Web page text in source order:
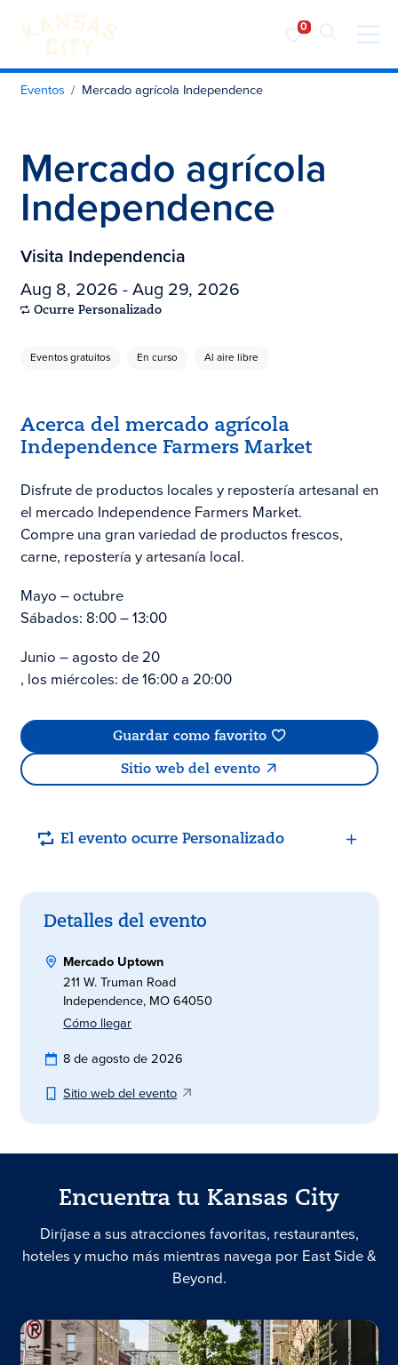
Visita KC
Ir al contenido
Eventos Mercado agrícola Independence
Mercado agrícola
Independence
Visita Independencia
Aug 8, 2026 - Aug 29, 2026
Ocurre Personalizado
Eventos gratuitos En curso Al aire libre
Acerca del mercado agrícola
Independence Farmers Market
Disfrute de productos locales y repostería artesanal en
el mercado Independence Farmers Market.
Compre una gran variedad de productos frescos,
carne, repostería y artesanía local.
Mayo – octubre
Sábados: 8:00 – 13:00
Junio – agosto de 20
, los miércoles: de 16:00 a 20:00
Guardar como favorito
Sitio web del evento
El evento ocurre Personalizado
Detalles del evento
Mercado Uptown
211 W. Truman Road
Independence, MO 64050
Cómo llegar
8 de agosto de 2026
Sitio web del evento
Encuentra tu Kansas City
Diríjase a sus atracciones favoritas, restaurantes,
hoteles y mucho más mientras navega por East Side &
Beyond.